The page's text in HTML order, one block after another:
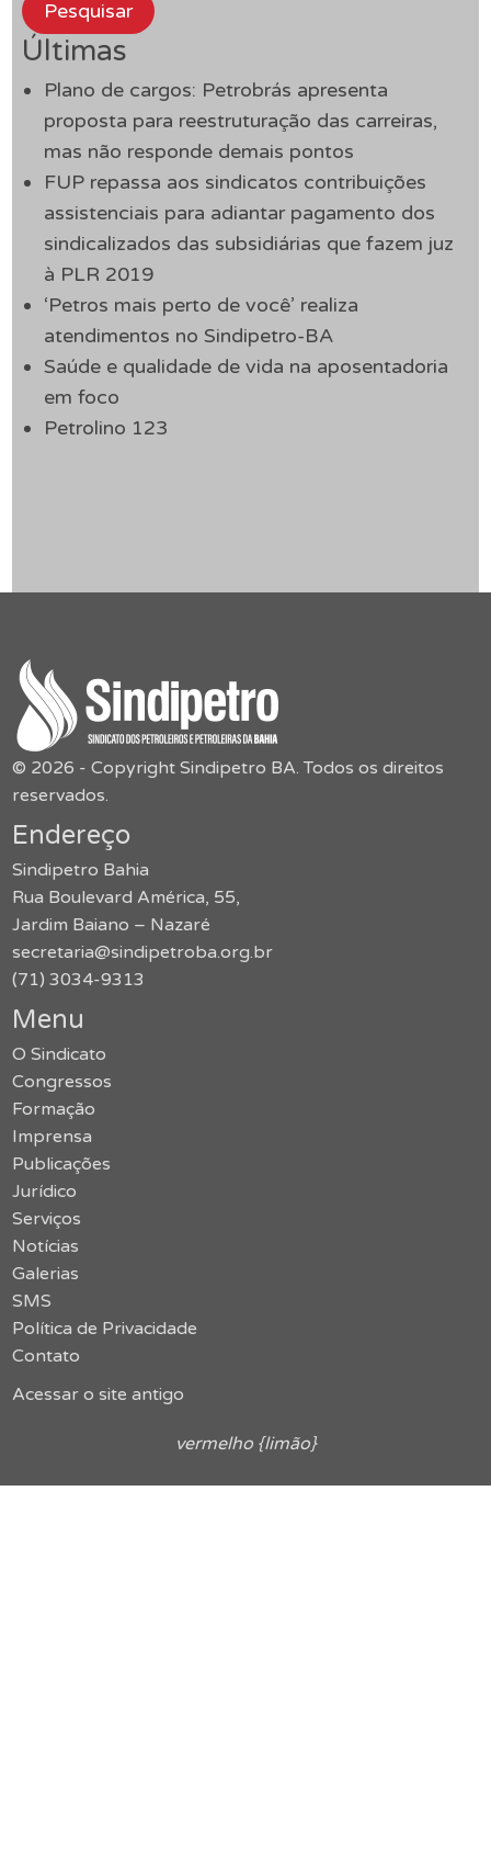
Pesquisar
Últimas
Plano de cargos: Petrobrás apresenta
proposta para reestruturação das carreiras,
mas não responde demais pontos
FUP repassa aos sindicatos contribuições
assistenciais para adiantar pagamento dos
sindicalizados das subsidiárias que fazem juz
à PLR 2019
‘Petros mais perto de você’ realiza
atendimentos no Sindipetro-BA
Saúde e qualidade de vida na aposentadoria
em foco
Petrolino 123
© 2026 - Copyright Sindipetro BA. Todos os direitos
reservados.
Endereço
Sindipetro Bahia
Rua Boulevard América, 55,
Jardim Baiano – Nazaré
secretaria@sindipetroba.org.br
(71) 3034-9313
Menu
O Sindicato
Congressos
Formação
Imprensa
Publicações
Jurídico
Serviços
Notícias
Galerias
SMS
Política de Privacidade
Contato
Acessar o site antigo
vermelho {limão}